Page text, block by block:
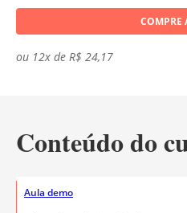
COMPRE
ou 12x de R$ 24,17
Conteúdo do
Aula demo